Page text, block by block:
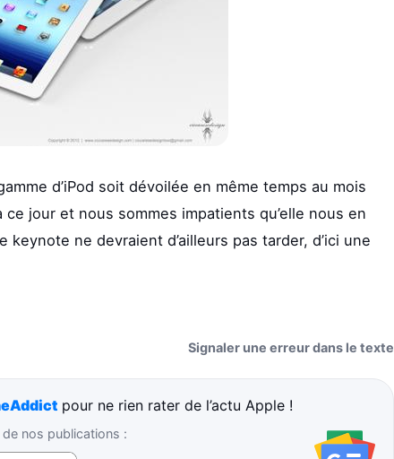
d’iPod soit dévoilée en même temps au mois
jour et nous sommes impatients qu’elle nous en
ne devraient d’ailleurs pas tarder, d’ici une
Signaler une erreur dans le texte
pour ne rien rater de l’actu Apple !
nos publications :